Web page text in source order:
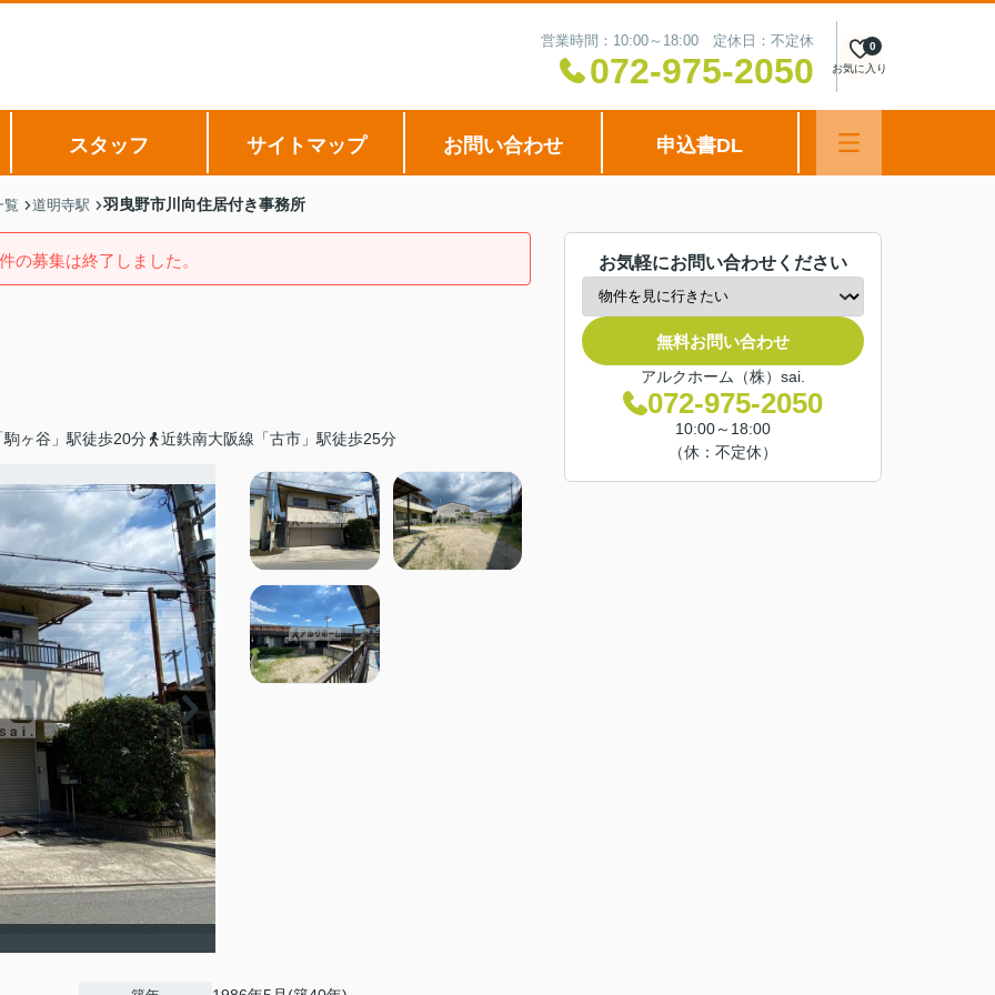
営業時間：10:00～18:00 定休日：不定休
072-975-2050 お気に入り
0
スタッフ サイトマップ お問い合わせ 申込書DL
覧 道明寺駅 羽曳野市川向住居付き事務所
の募集は終了しました。
ヶ谷」駅徒歩20分 近鉄南大阪線「古市」駅徒歩25分
お気軽にお問い合わせください
無料お問い合わせ
アルクホーム（株）sai.
072-975-2050
10:00～18:00
（休：不定休）